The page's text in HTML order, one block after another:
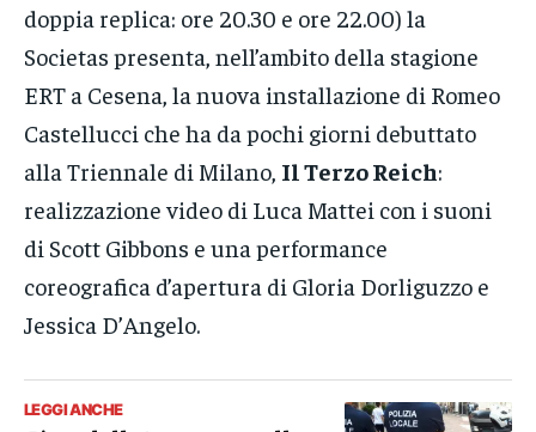
doppia replica: ore 20.30 e ore 22.00) la
Societas presenta, nell’ambito della stagione
ERT a Cesena, la nuova installazione di Romeo
Castellucci che ha da pochi giorni debuttato
alla Triennale di Milano, Il Terzo Reich:
realizzazione video di Luca Mattei con i suoni
di Scott Gibbons e una performance
coreografica d’apertura di Gloria Dorliguzzo e
Jessica D’Angelo.
LEGGI ANCHE